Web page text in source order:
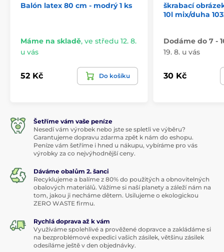
Balón latex 80 cm - modrý 1 ks
Máme na skladě, ve středu 12. 8.
u vás
52 Kč Do košíku
škrabací
10l mix/duha
Dodáme do 7 -
19. 8. u vás
30 Kč
Šetříme vám vaše peníze
Nesedí vám výrobek nebo jste se spletli ve výběru?
Garantujeme dopravu zdarma zpět k nám do eshopu.
Peníze vám šetříme i hned u nákupu, vybíráme pro vás
výrobky za co nejvýhodnější ceny.
Dáváme obalům 2. šanci
Recyklujeme a balíme z 80% do použitých a obnovitelných
obalových materiálů. Vážíme si naší planety a záleží nám na
tom, jakou ji necháme dětem. Usilujeme o ekologickou
ZERO WASTE firmu.
Rychlá doprava až k vám
Využíváme spolehlivé a prověžené dopravce a zakládáme si
na bezproblémové expedici vašich zásilek, většinu zásilek
odesíláme ještě v den objednávky.